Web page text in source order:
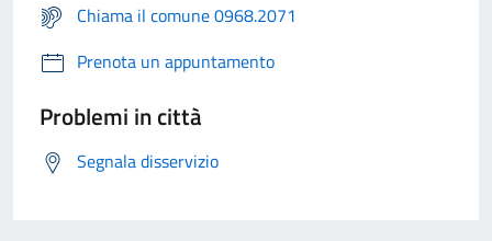
Chiama il comune 0968.2071
Prenota un appuntamento
Problemi in città
Segnala disservizio